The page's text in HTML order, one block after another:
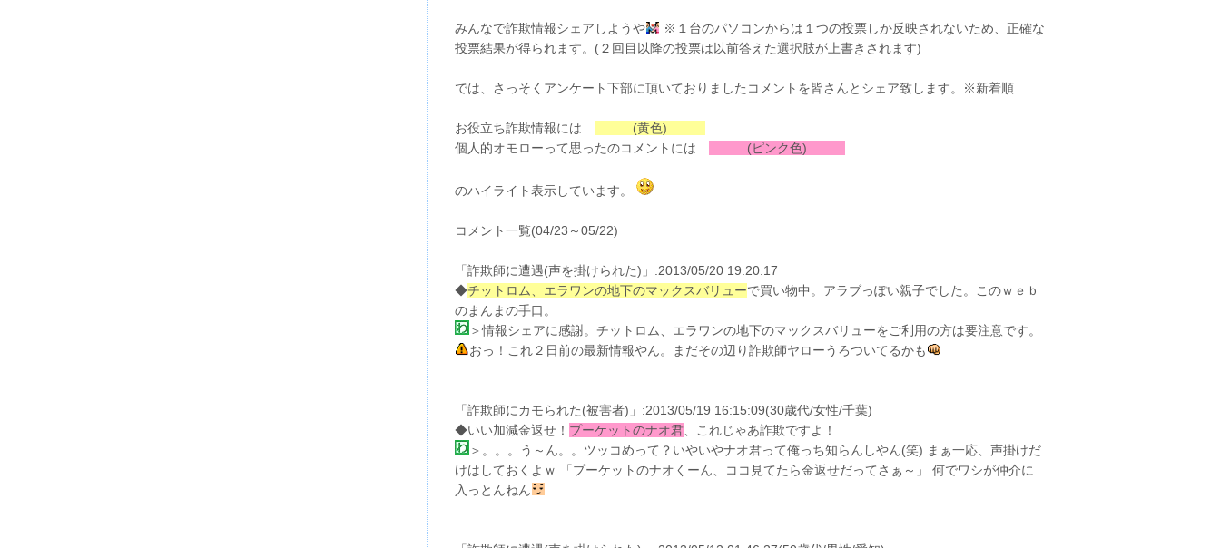
みんなで詐欺情報シェアしようや
※１台のパソコンからは１つの投票しか反映されないため、正確な
投票結果が得られます。(２回目以降の投票は以前答えた選択肢が上書きされます)
では、さっそくアンケート下部に頂いておりましたコメントを皆さんとシェア致します。※新着順
お役立ち詐欺情報には
(黄色)
個人的オモローって思ったのコメントには
(ピンク色)
のハイライト表示しています。
コメント一覧(04/23～05/22)
「詐欺師に遭遇(声を掛けられた)」:2013/05/20 19:20:17
◆チットロム、エラワンの地下のマックスバリューで買い物中。アラブっぽい親子でした。このｗｅｂ
のまんまの手口。
＞情報シェアに感謝。チットロム、エラワンの地下のマックスバリューをご利用の方は要注意です。
おっ！これ２日前の最新情報やん。まだその辺り詐欺師ヤローうろついてるかも
「詐欺師にカモられた(被害者)」:2013/05/19 16:15:09(30歳代/女性/千葉)
◆いい加減金返せ！ プーケットのナオ君 、これじゃあ詐欺ですよ！
＞。。。う～ん。。ツッコめって？いやいやナオ君って俺っち知らんしやん(笑) まぁ一応、声掛けだ
けはしておくよｗ 「プーケットのナオくーん、ココ見てたら金返せだってさぁ～」 何でワシが仲介に
入っとんねん